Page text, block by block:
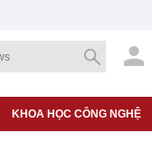
KHOA HỌC CÔNG NGHỆ